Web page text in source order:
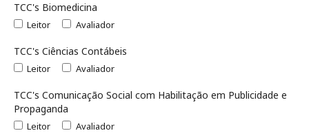
TCC's Biomedicina
Leitor Avaliador
TCC's Ciências Contábeis
Leitor Avaliador
TCC's Comunicação Social com Habilitação em Publicidade e
Propaganda
Leitor Avaliador